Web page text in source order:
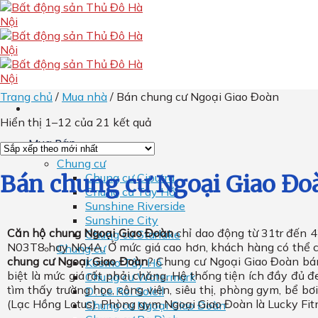
Skip
to
content
Mua Bán
Chung cư
Chung cư Ciputra
Chung cư Tây Hồ
Sunshine Riverside
Sunshine City
Chung cư Starlake
Chung cư
Kosmo Tây Hồ
Chung cư Watermark
D’. Le Roi Soleil
Chung cư Ngoại Giao Đoàn
Trang chủ / Mua nhà / Bán chung cư Ngoại Giao Đoàn
Hiển thị 1–12 của 21 kết quả
Bán chung cư Ngoại Giao
Căn hộ chung Ngoại Giao Đoànchỉ dao động từ 31tr đến
N03T8 hay N04A. Ở mức giá cao hơn, khách hàng có
chung cư Ngoại Giao Đoàn? Chung cư Ngoại Giao Đoàn
biệt là mức giá rất phải chăng. Hệ thống tiện ích đầy đủ
tìm thấy trường học, công viên, siêu thị, phòng gym, bể
(Lạc Hồng Lotus). Phòng gym Ngoại Giao Đoàn là Lucky